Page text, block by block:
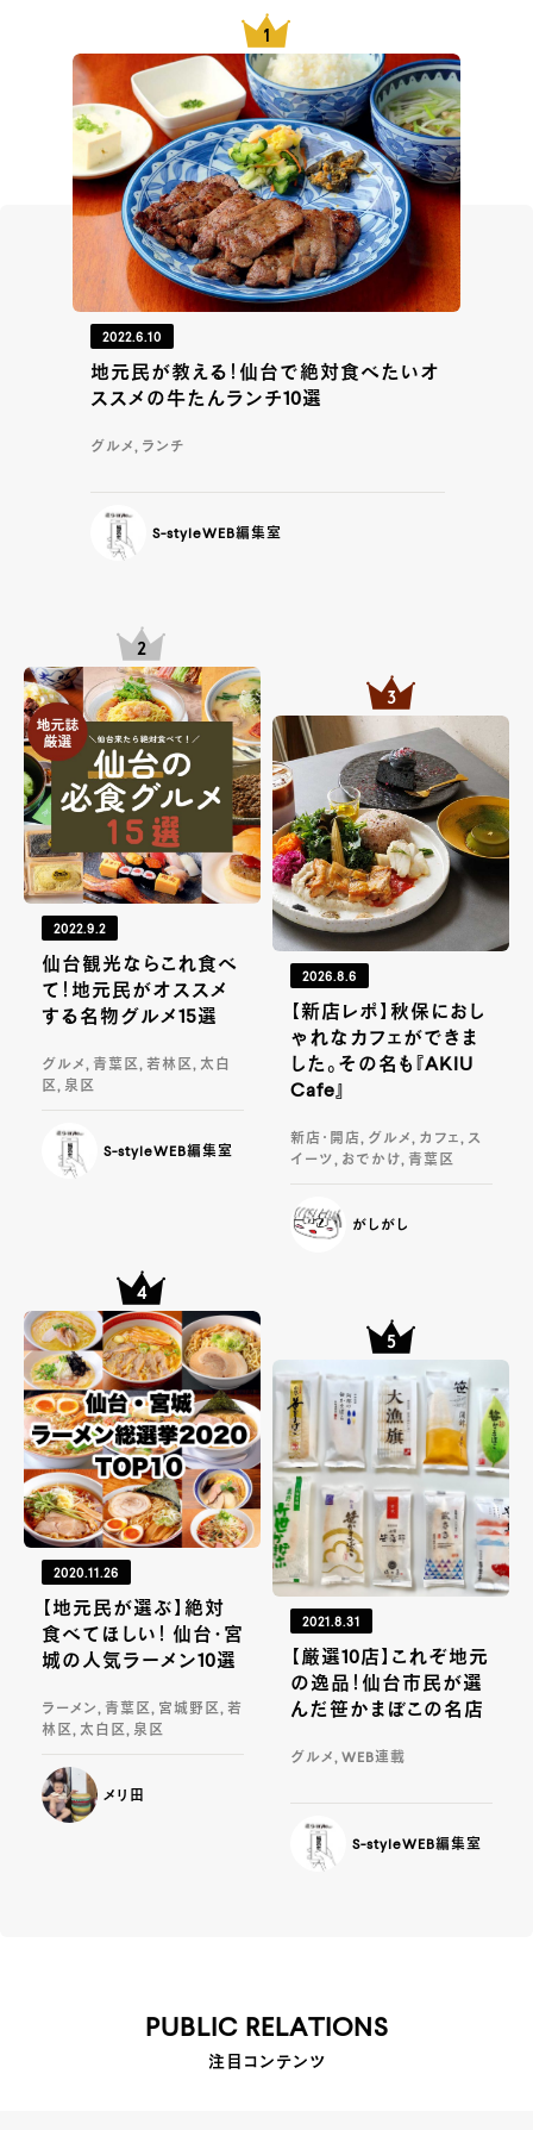
2022.6.10
地元民が教える！仙台で絶対食べたいオ
ススメの牛たんランチ10選
グルメ, ランチ
S-styleWEB編集室
2022.9.2
仙台観光ならこれ食べ
て！地元民がオススメ
する名物グルメ15選
グルメ, 青葉区, 若林区, 太白
区, 泉区
S-styleWEB編集室
2026.8.6
【新店レポ】秋保におし
ゃれなカフェができま
した。その名も『AKIU
Cafe』
新店・開店, グルメ, カフェ, ス
イーツ, おでかけ, 青葉区
がしがし
2020.11.26
【地元民が選ぶ】絶対
食べてほしい！ 仙台・宮
城の人気ラーメン10選
ラーメン, 青葉区, 宮城野区, 若
林区, 太白区, 泉区
メリ田
2021.8.31
【厳選10店】これぞ地元
の逸品！仙台市民が選
んだ笹かまぼこの名店
グルメ, WEB連載
S-styleWEB編集室
PUBLIC RELATIONS
注目コンテンツ